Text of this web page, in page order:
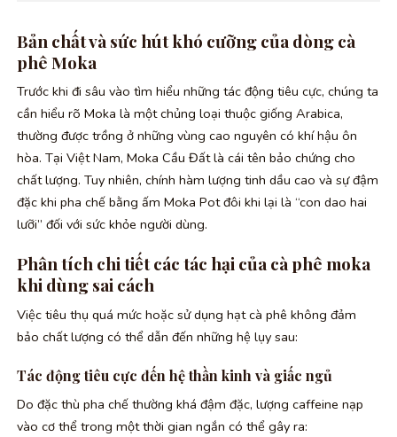
Bản chất và sức hút khó cưỡng của dòng cà
phê Moka
Trước khi đi sâu vào tìm hiểu những tác động tiêu cực, chúng ta
cần hiểu rõ Moka là một chủng loại thuộc giống Arabica,
thường được trồng ở những vùng cao nguyên có khí hậu ôn
hòa. Tại Việt Nam, Moka Cầu Đất là cái tên bảo chứng cho
chất lượng. Tuy nhiên, chính hàm lượng tinh dầu cao và sự đậm
đặc khi pha chế bằng ấm Moka Pot đôi khi lại là “con dao hai
lưỡi” đối với sức khỏe người dùng.
Phân tích chi tiết các tác hại của cà phê moka
khi dùng sai cách
Việc tiêu thụ quá mức hoặc sử dụng hạt cà phê không đảm
bảo chất lượng có thể dẫn đến những hệ lụy sau:
Tác động tiêu cực đến hệ thần kinh và giấc ngủ
Do đặc thù pha chế thường khá đậm đặc, lượng caffeine nạp
vào cơ thể trong một thời gian ngắn có thể gây ra: